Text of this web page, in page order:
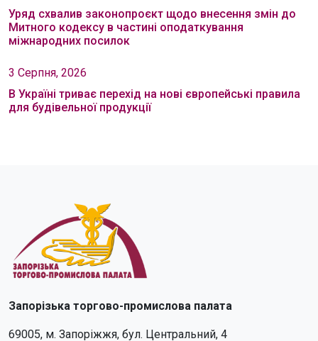
Уряд схвалив законопроєкт щодо внесення змін до
Митного кодексу в частині оподаткування
міжнародних посилок
3 Серпня, 2026
В Україні триває перехід на нові європейські правила
для будівельної продукції
Запорізька торгово-промислова палата
69005, м. Запоріжжя, бул. Центральний, 4